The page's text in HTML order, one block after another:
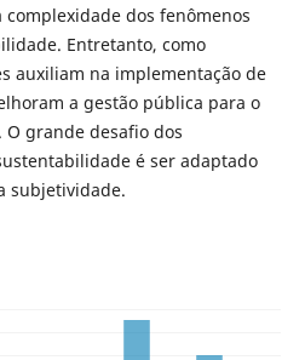
dos fenômenos
Entretanto, como
auxiliam na implementação de
a gestão pública para o
grande desafio dos
é ser adaptado
subjetividade.